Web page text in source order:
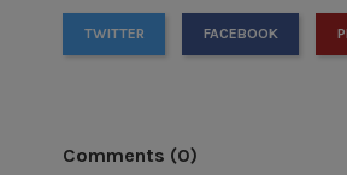
TWITTER FACEBOOK
Comments (0)